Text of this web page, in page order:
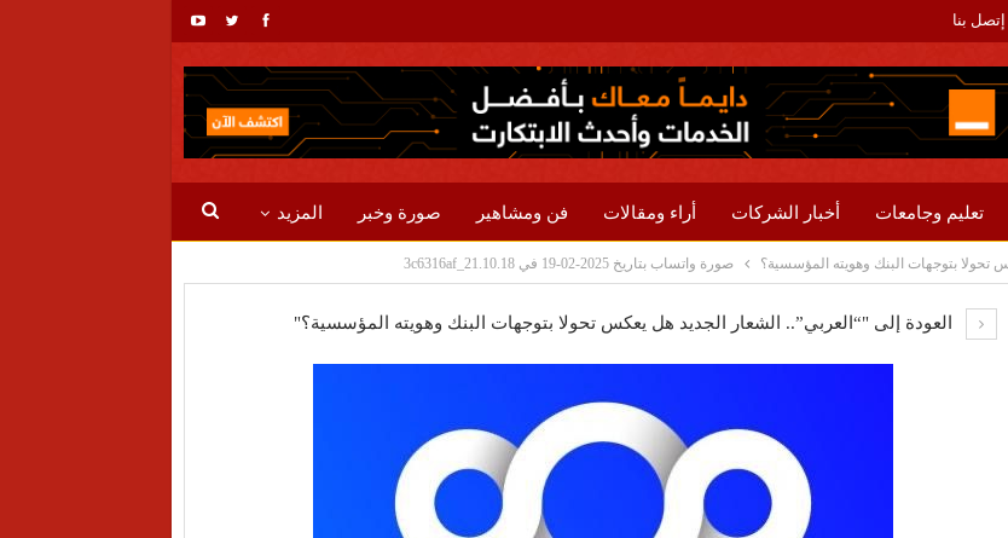
إتصل بنا
تعليم وجامعات أخبار الشركات أراء ومقالات فن ومشاهير صورة وخبر المزيد
تحولا بتوجهات البنك وهويته المؤسسية؟ صورة واتساب بتاريخ 2025-02-19 في 21.10.18_3c6316af
العودة إلى "“العربي”.. الشعار الجديد هل يعكس تحولا بتوجهات البنك وهويته المؤسسية؟"